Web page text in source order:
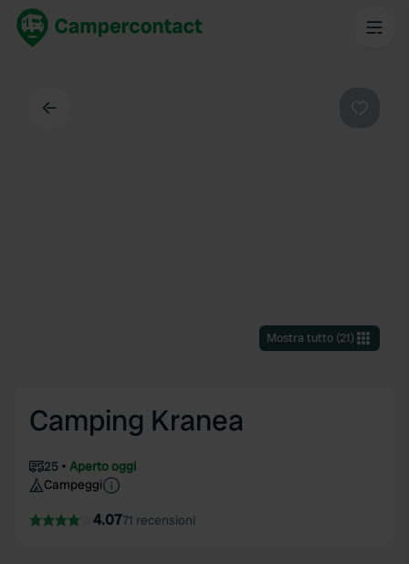
Mostra tutto(21)
Camping Kranea
25
Aperto oggi
Campeggi
4.0771 recensioni